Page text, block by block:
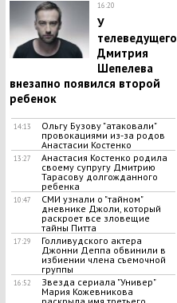
16:20
У
телеведущего
Дмитрия
Шепелева
внезапно появился второй
ребенок
14:13
Ольгу Бузову "атаковали"
провокациями из-за родов
Анастасии Костенко
13:27
Анастасия Костенко родила
своему супругу Дмитрию
Тарасову долгожданного
ребенка
10:47
СМИ узнали о "тайном"
дневнике Джоли, который
раскроет все зловещие
тайны Питта
17:29
Голливудского актера
Джонни Деппа обвинили в
избиении члена съемочной
группы
16:52
Звезда сериала "Универ"
Мария Кожевникова